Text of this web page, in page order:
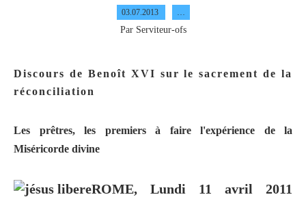
03.07.2013
Par Serviteur-ofs
Discours de Benoît XVI sur le sacrement de la
réconciliation
Les prêtres, les premiers à faire l'expérience de la
Miséricorde divine
ROME, Lundi 11 avril 2011